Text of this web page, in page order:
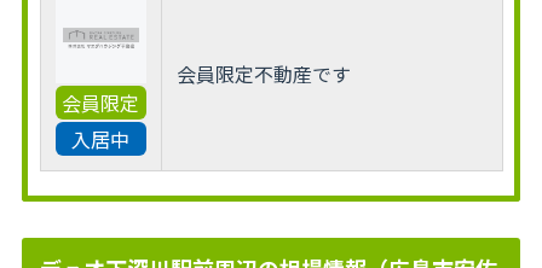
会員限定
入居中
会員限定不動産です